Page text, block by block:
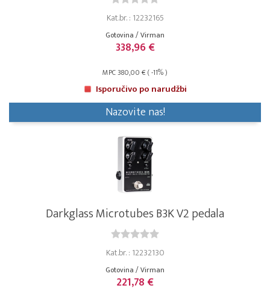
Kat.br. : 12232165
Gotovina / Virman
338,96 €
MPC 380,00 € ( -11% )
Isporučivo po narudžbi
Nazovite nas!
Darkglass Microtubes B3K V2 pedala
Kat.br. : 12232130
Gotovina / Virman
221,78 €